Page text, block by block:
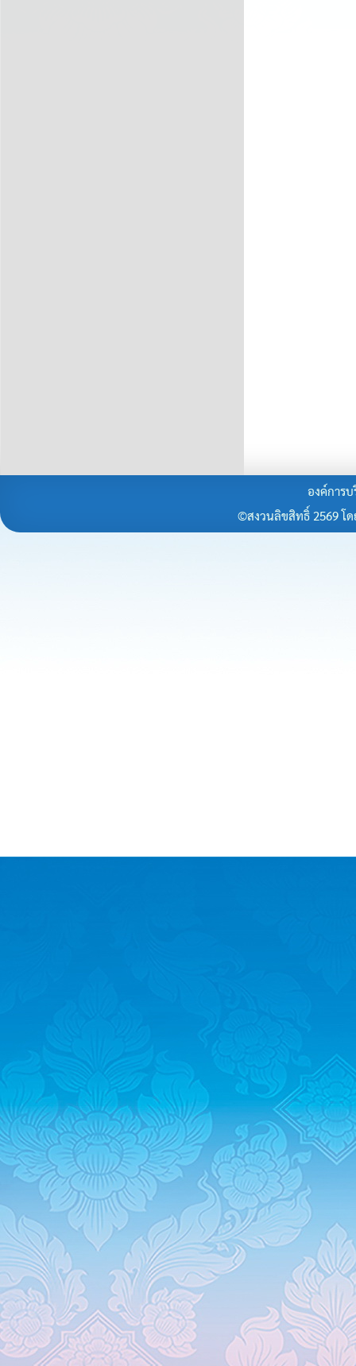
องค์การ
©สงวนลิขสิทธิ์ 2569 โ